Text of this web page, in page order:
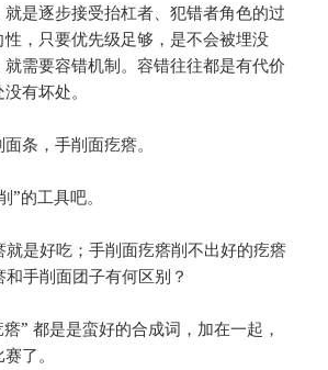
是逐步接受抬杠者、犯错者角色的过
，只要优先级足够，是不会被埋没
需要容错机制。容错往往都是有代价
有坏处。
条，手削面疙瘩。
”的工具吧。
就是好吃；手削面疙瘩削不出好的疙瘩
手削面团子有何区别？
” 都是是蛮好的合成词，加在一起，
了。